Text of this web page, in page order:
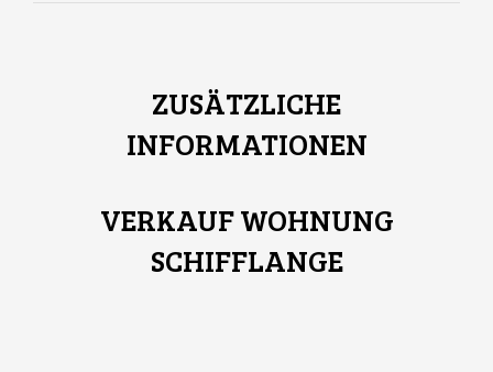
ZUSÄTZLICHE
INFORMATIONEN
VERKAUF WOHNUNG
SCHIFFLANGE